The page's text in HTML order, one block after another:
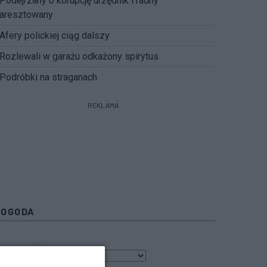
aresztowany
Afery polickiej ciąg dalszy
Rozlewali w garażu odkażony spirytus
Podróbki na straganach
REKLAMA